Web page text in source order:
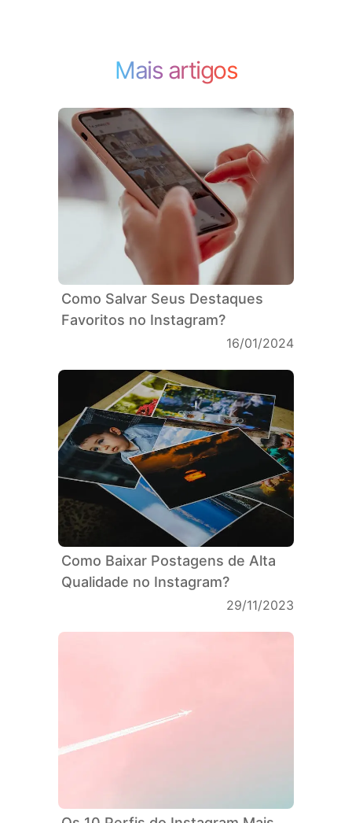
Mais artigos
Como Salvar Seus Destaques
Favoritos no Instagram?
16/01/2024
Como Baixar Postagens de Alta
Qualidade no Instagram?
29/11/2023